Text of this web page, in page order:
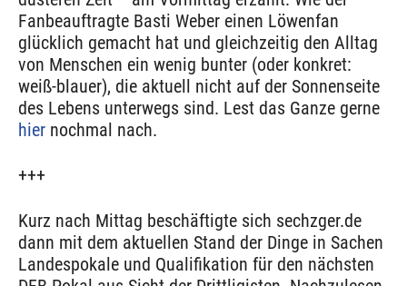
Fanbeauftragte Basti Weber einen Löwenfan
glücklich gemacht hat und gleichzeitig den Alltag
von Menschen ein wenig bunter (oder konkret:
weiß-blauer), die aktuell nicht auf der Sonnenseite
des Lebens unterwegs sind. Lest das Ganze gerne
hier nochmal nach.
+++
Kurz nach Mittag beschäftigte sich sechzger.de
dann mit dem aktuellen Stand der Dinge in Sachen
Landespokale und Qualifikation für den nächsten